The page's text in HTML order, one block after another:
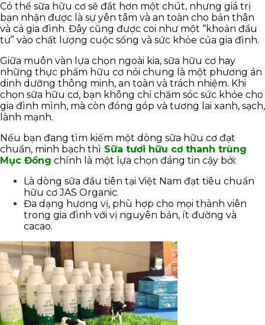
Có thể sữa hữu cơ sẽ đắt hơn một chút, nhưng giá trị
bạn nhận được là sự yên tâm và an toàn cho bản thân
và cả gia đình. Đây cũng được coi như một “khoản đầu
tư” vào chất lượng cuộc sống và sức khỏe của gia đình.
Giữa muôn vàn lựa chọn ngoài kia, sữa hữu cơ hay
những thực phẩm hữu cơ nói chung là một phương án
dinh dưỡng thông minh, an toàn và trách nhiệm. Khi
chọn sữa hữu cơ, bạn không chỉ chăm sóc sức khỏe cho
gia đình mình, mà còn đóng góp và tương lai xanh, sạch,
lành mạnh.
Nếu bạn đang tìm kiếm một dòng sữa hữu cơ đạt
chuẩn, minh bạch thì Sữa tươi hữu cơ thanh trùng
Mục Đồng chính là một lựa chọn đáng tin cậy bởi:
Là dòng sữa đầu tiên tại Việt Nam đạt tiêu chuẩn
hữu cơ JAS Organic.
Đa dạng hương vị, phù hợp cho mọi thành viên
trong gia đình với vị nguyên bản, ít đường và
cacao.